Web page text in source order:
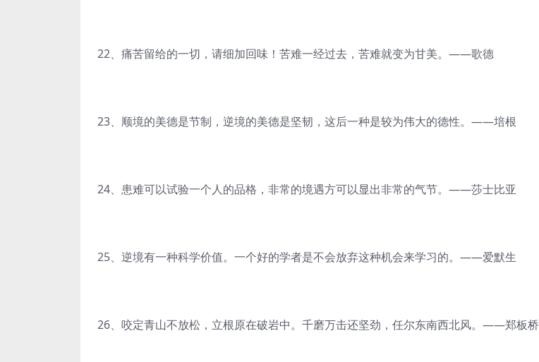
22、痛苦留给的一切，请细加回味！苦难一经过去，苦难就变为甘美。——歌德
23、顺境的美德是节制，逆境的美德是坚韧，这后一种是较为伟大的德性。——培根
24、患难可以试验一个人的品格，非常的境遇方可以显出非常的气节。——莎士比亚
25、逆境有一种科学价值。一个好的学者是不会放弃这种机会来学习的。——爱默生
26、咬定青山不放松，立根原在破岩中。千磨万击还坚劲，任尔东南西北风。——郑板桥